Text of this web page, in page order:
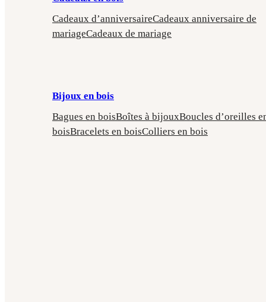
Cadeaux d’anniversaireCadeaux anniversaire de
mariageCadeaux de mariage
Bijoux en bois
Bagues en boisBoîtes à bijouxBoucles d’oreilles
boisBracelets en boisColliers en bois